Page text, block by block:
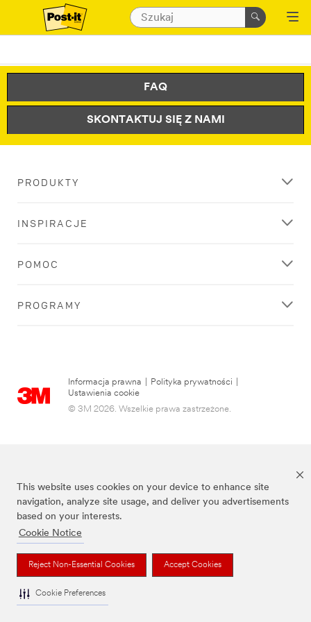
This website uses cookies on your device to enhance site
navigation, analyze site usage, and deliver you advertisements
based on your interests.
Cookie Notice
Reject Non-Essential Cookies Accept Cookies
Cookie Preferences
FAQ
SKONTAKTUJ SIĘ Z NAMI
PRODUKTY
INSPIRACJE
POMOC
PROGRAMY
Informacja prawna Polityka prywatności
Ustawienia cookie
© 3M 2026. Wszelkie prawa zastrzeżone.
3M, Post-it® oraz kolor Canary Yellow™ są znakami towarowymi firmy 3M.